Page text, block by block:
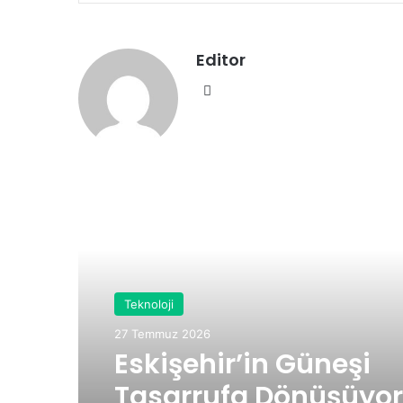
Editor
Teknoloji
27 Temmuz 2026
Eskişehir’in Güneşi